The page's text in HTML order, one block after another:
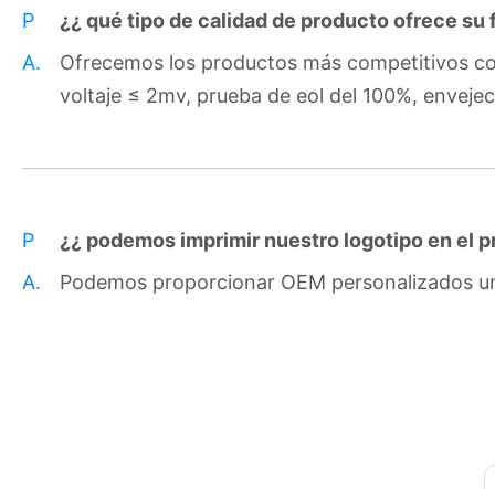
P
¿¿ qué tipo de calidad de producto ofrece su
A.
Ofrecemos los productos más competitivos
voltaje ≤ 2mv, prueba de eol del 100%,
P
¿¿ podemos imprimir nuestro logotipo en el
A.
Podemos proporcionar OEM personalizados